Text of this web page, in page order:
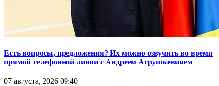
Есть вопросы, предложения? Их можно озвучить во время
прямой телефонной линии с Андреем Атрушкевичем
07 августа, 2026 09:40